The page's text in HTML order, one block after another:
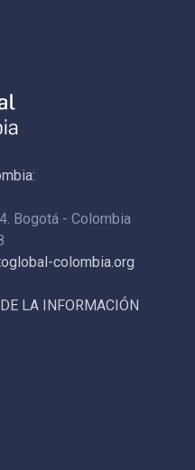
Bogotá - Colombia
colombia.org
LA INFORMACIÓN